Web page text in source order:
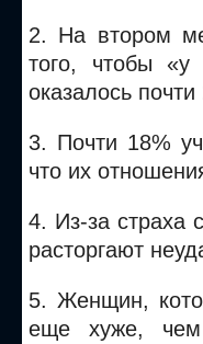
2. На втором
того, чтобы
оказалось почти
3. Почти 18%
что их
4. Из-за страха
расторгают
5. Женщин,
еще хуже,